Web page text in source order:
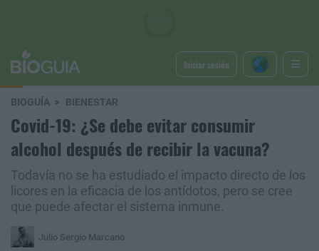
Iniciar sesión
BIOGUÍA BIENESTAR
Covid-19: ¿Se debe evitar consumir
alcohol después de recibir la vacuna?
Todavía no se ha estudiado el impacto directo de los
licores en la eficacia de los antídotos, pero se cree
que puede afectar el sistema inmune.
Julio Sergio Marcano